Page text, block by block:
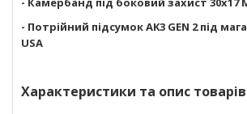
- Потрійний підсумок AK3 GEN 2 під
USA
Характеристики та опис